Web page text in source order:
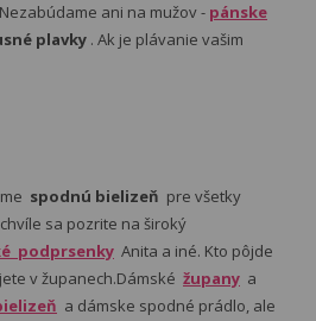
ani na mužov - pánske
plavky . Ak je plávanie vašim
spodnú bielizeň pre všetky
sa pozrite na široký
podprsenky Anita a iné. Kto pôjde
v županech.Dámské župany a
a dámske spodné prádlo, ale